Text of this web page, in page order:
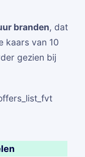
branden, dat
kaars van 10
gezien bij